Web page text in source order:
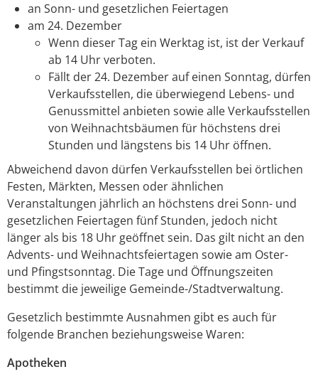
an Sonn- und gesetzlichen Feiertagen
am 24. Dezember
Wenn dieser Tag ein Werktag ist, ist der Verkauf
ab 14 Uhr verboten.
Fällt der 24. Dezember auf einen Sonntag, dürfen
Verkaufsstellen, die überwiegend Lebens- und
Genussmittel anbieten sowie alle Verkaufsstellen
von Weihnachtsbäumen für höchstens drei
Stunden und längstens bis 14 Uhr öffnen.
Abweichend davon dürfen Verkaufsstellen bei örtlichen
Festen, Märkten, Messen oder ähnlichen
Veranstaltungen jährlich an höchstens drei Sonn- und
gesetzlichen Feiertagen fünf Stunden, jedoch nicht
länger als bis 18 Uhr geöffnet sein. Das gilt nicht an den
Advents- und Weihnachtsfeiertagen sowie am Oster-
und Pfingstsonntag. Die Tage und Öffnungszeiten
bestimmt die jeweilige Gemeinde-/Stadtverwaltung.
Gesetzlich bestimmte Ausnahmen gibt es auch für
folgende Branchen beziehungsweise Waren:
Apotheken